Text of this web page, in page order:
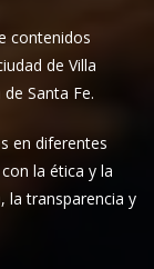
contenidos
de Villa
Santa Fe.
en diferentes
la ética y la
la transparencia y